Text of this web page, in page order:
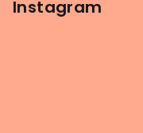
Instagram